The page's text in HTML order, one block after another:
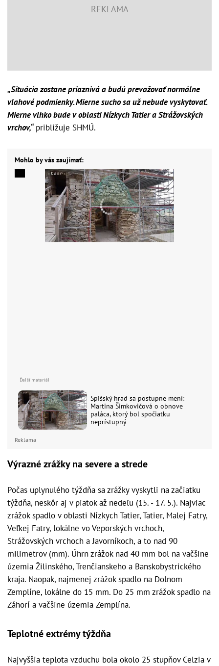
„Situácia zostane priaznivá a budú prevažovať normálne
vlahové podmienky. Mierne sucho sa už nebude vyskytovať.
Mierne vlhko bude v oblasti Nízkych Tatier a Strážovských
vrchov,“približuje SHMÚ.
Mohlo by vás zaujímať:
Spišský hrad sa postupne mení:
Martina Šimkovičová o obnove
paláca, ktorý bol spočiatku
neprístupný
Reklama
Výrazné zrážky na severe a strede
Počas uplynulého týždňa sa zrážky vyskytli na začiatku
týždňa, neskôr aj v piatok až nedeľu (15. - 17. 5.). Najviac
zrážok spadlo v oblasti Nízkych Tatier, Tatier, Malej Fatry,
Veľkej Fatry, lokálne vo Veporských vrchoch,
Strážovských vrchoch a Javorníkoch, a to nad 90
milimetrov (mm). Úhrn zrážok nad 40 mm bol na väčšine
územia Žilinského, Trenčianskeho a Banskobystrického
kraja. Naopak, najmenej zrážok spadlo na Dolnom
Zemplíne, lokálne do 15 mm. Do 25 mm zrážok spadlo na
Záhorí a väčšine územia Zemplína.
Teplotné extrémy týždňa
Najvyššia teplota vzduchu bola okolo 25 stupňov Celzia v